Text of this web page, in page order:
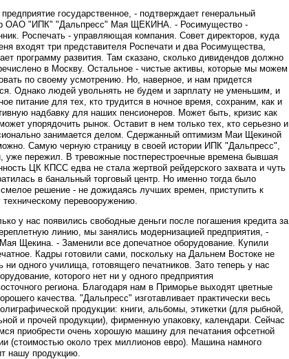
государственное, - подтверждает генеральный
ОАО "ИПК" "Дальпресс" Мая ЩЕКИНА. - Росимущество -
Роспечать - управляющая компания. Совет директоров, куда
входят три представителя Роспечати и два Росимущества,
программу развития. Там сказано, сколько дивидендов должно
в Москву. Остальное - чистые активы, которые мы можем
по своему усмотрению. Но, наверное, и нам придется
Однако людей увольнять не будем и зарплату не уменьшим, и
питание для тех, кто трудится в ночное время, сохраним, как и
надбавку для наших пенсионеров. Может быть, кризис как
упорядочить рынок. Оставит в нем только тех, кто серьезно и
занимается делом. Сдержанный оптимизм Маи Щекиной
Самую черную страницу в своей истории ИПК "Дальпресс",
уже пережил. В тревожные постперестроечные времена бывшая
ЦК КПСС едва не стала жертвой рейдерского захвата и чуть
в банальный торговый центр. Но именно тогда было
смелое решение - не дожидаясь лучших времен, приступить к
перевооружению.
у нас появились свободные деньги после погашения кредита за
линию, мы занялись модернизацией предприятия, -
Мая Щекина. - Заменили все допечатное оборудование. Купили
Кадры готовили сами, поскольку на Дальнем Востоке не
ни одного училища, готовящего печатников. Зато теперь у нас
которого нет ни у одного предприятия
региона. Благодаря нам в Приморье выходят цветные
качества. "Дальпресс" изготавливает практически весь
продукции: книги, альбомы, этикетки (для рыбной,
и прочей продукции), фирменную упаковку, календари. Сейчас
приобрести очень хорошую машину для печатания офсетной
(стоимостью около трех миллионов евро). Машина намного
нашу продукцию.